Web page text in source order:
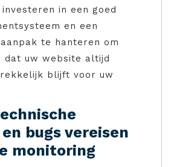
in een goed
en een
te hanteren om
dat uw website altijd
blijft voor uw
bugs vereisen
monitoring